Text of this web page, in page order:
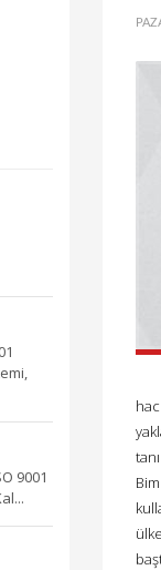
9001